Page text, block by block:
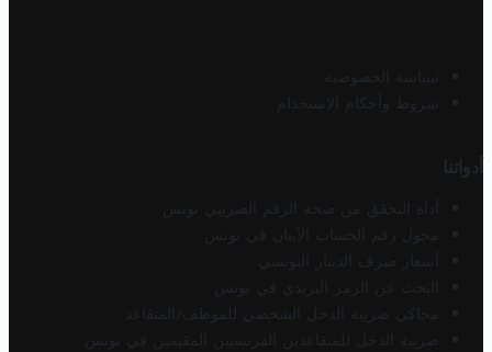
سياسة الخصوصية
شروط وأحكام الاستخدام
أدواتنا
أداة التحقق من صحة الرقم الضريبي تونس
محول رقم الحساب الآيبان في تونس
أسعار صرف الدينار التونسي
البحث عن الرمز البريدي في تونس
محاكي ضريبة الدخل الشخصي للموظف/المتقاعد
ضريبة الدخل للمتقاعدين الفرنسيين المقيمين في تونس